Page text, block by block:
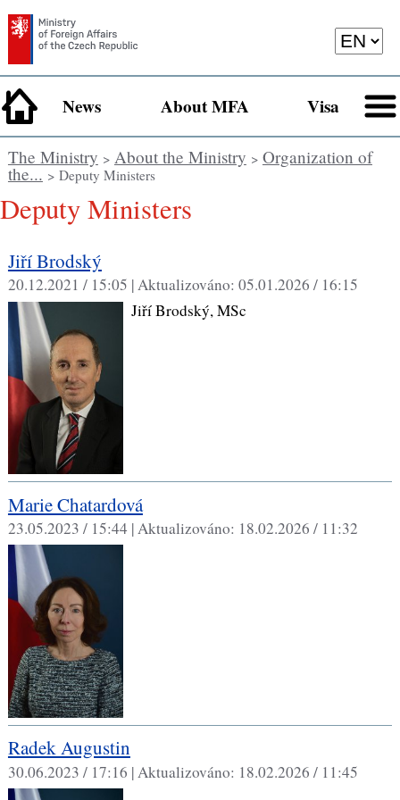
News About MFA Visa
The Ministry > About the Ministry > Organization of
the... > Deputy Ministers
Deputy Ministers
Jiří Brodský
20.12.2021 / 15:05 |Aktualizováno: 05.01.2026 / 16:15
Jiří Brodský, MSc
Marie Chatardová
23.05.2023 / 15:44 |Aktualizováno: 18.02.2026 / 11:32
Radek Augustin
30.06.2023 / 17:16 |Aktualizováno: 18.02.2026 / 11:45